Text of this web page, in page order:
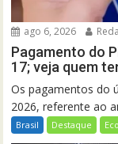
ago 6, 2026
Pagamento do
17; veja quem
Os pagamentos do
2026, referente ao
Brasil Destaque